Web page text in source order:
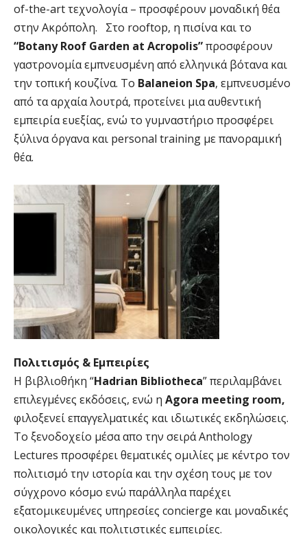
of-the-art τεχνολογία – προσφέρουν μοναδική θέα
στην Ακρόπολη. Στο rooftop, η πισίνα και το
“Botany Roof Garden at Acropolis”προσφέρουν
γαστρονομία εμπνευσμένη από ελληνικά βότανα και
την τοπική κουζίνα. Το Balaneion Spa, εμπνευσμένο
από τα αρχαία λουτρά, προτείνει μια αυθεντική
εμπειρία ευεξίας, ενώ το γυμναστήριο προσφέρει
ξύλινα όργανα και personal training με πανοραμική
θέα.
Πολιτισμός & Εμπειρίες
Η βιβλιοθήκη “Hadrian Bibliotheca” περιλαμβάνει
επιλεγμένες εκδόσεις, ενώ η Agora meeting room,
φιλοξενεί επαγγελματικές και ιδιωτικές εκδηλώσεις.
Το ξενοδοχείο μέσα απο την σειρά Anthology
Lectures προσφέρει θεματικές ομιλίες με κέντρο τον
πολιτισμό την ιστορία και την σχέση τους με τον
σύγχρονο κόσμο ενώ παράλληλα παρέχει
εξατομικευμένες υπηρεσίες concierge και μοναδικές
οικολογικές και πολιτιστικές εμπειρίες.